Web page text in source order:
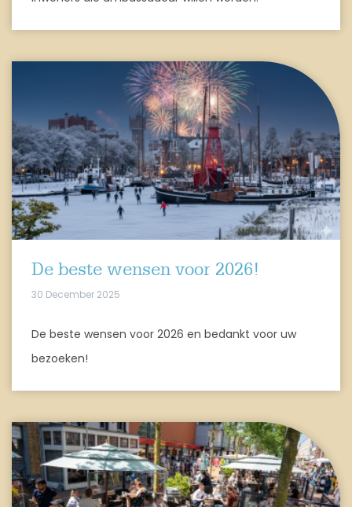
De beste wensen voor 2026!
30 December 2025
De beste wensen voor 2026 en bedankt voor uw
bezoeken!